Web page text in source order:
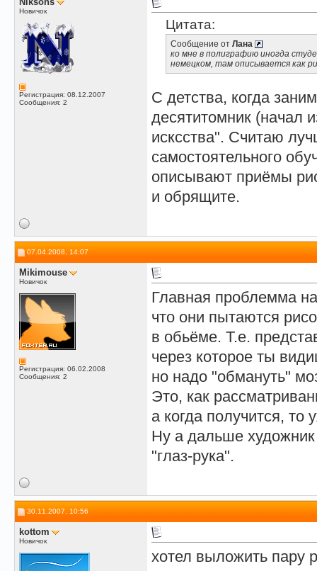
Новичок
Регистрация: 08.12.2007
Сообщения: 2
Цитата:
Сообщение от Лана
ко мне в полиграфию иногда
немецком, там описывается как
С детства, когда
десятитомник (начал
исксства". Считаю
самостоятельного
описывают приёмы
и обрящите.
07.04.2008, 14:07
Mikimouse
Новичок
Регистрация: 06.02.2008
Сообщения: 2
Главная проблемма
что они пытаются
в обьёме. Т.е.
через которое ты
но надо "обмануть"
Это, как
а когда получится,
Ну а дальше
"глаз-рука".
30.11.2007, 10:56
kottom
Новичок
хотел выложить пару